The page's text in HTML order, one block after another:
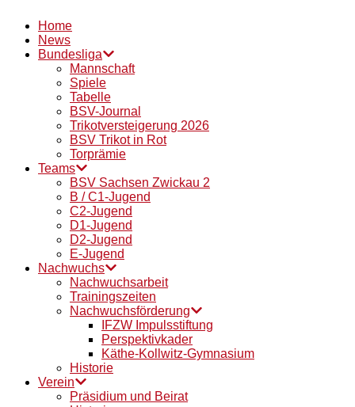
Home
News
Bundesliga
Mannschaft
Spiele
Tabelle
BSV-Journal
Trikotversteigerung 2026
BSV Trikot in Rot
Torprämie
Teams
BSV Sachsen Zwickau 2
B / C1-Jugend
C2-Jugend
D1-Jugend
D2-Jugend
E-Jugend
Nachwuchs
Nachwuchsarbeit
Trainingszeiten
Nachwuchsförderung
IFZW Impulsstiftung
Perspektivkader
Käthe-Kollwitz-Gymnasium
Historie
Verein
Präsidium und Beirat